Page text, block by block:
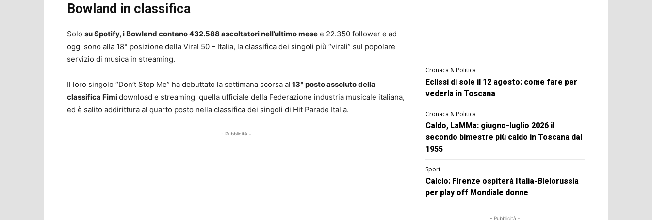
Bowland in classifica
Solo su Spotify, i Bowland contano 432.588 ascoltatori nell’ultimo mese e 22.350 follower e ad
oggi sono alla 18° posizione della Viral 50 – Italia, la classifica dei singoli più “virali” sul popolare
servizio di musica in streaming.
Il loro singolo “Don’t Stop Me” ha debuttato la settimana scorsa al 13° posto assoluto della
classifica Fimidownload e streaming, quella ufficiale della Federazione industria musicale italiana,
ed è salito addirittura al quarto posto nella classifica dei singoli di Hit Parade Italia.
- Pubblicità -
Cronaca & Politica
Eclissi di sole il 12 agosto: come fare per
vederla in Toscana
Cronaca & Politica
Caldo, LaMMa: giugno-luglio 2026 il
secondo bimestre più caldo in Toscana dal
1955
Sport
Calcio: Firenze ospiterà Italia-Bielorussia
per play off Mondiale donne
- Pubblicità -